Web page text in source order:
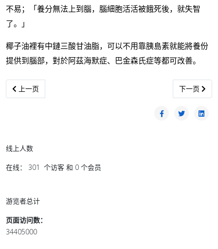
不易；「養分無法上到腦，腦細胞活活被餓死後，就失智
了。」
椰子油裡有中鏈三酸甘油脂，可以不用靠胰島素就能將養份
提供到腦部，對於阿茲海默症、巴金森氏症等都可改善。
上一篇文章: Omicron掀起第4波疫情 俞利文促政府积极找未接种者
上一页 下一篇文章:
下一页
线上人数
在线： 301 个访客 和 0 个会员
游览者总计
页面访问数：
34405000